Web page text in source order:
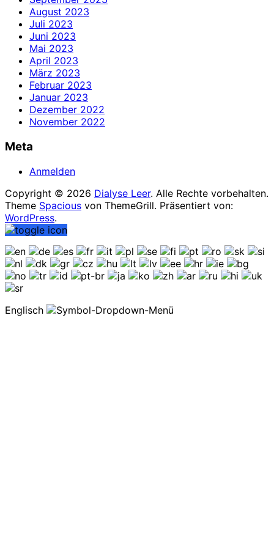
August 2023
Juli 2023
Juni 2023
Mai 2023
April 2023
März 2023
Februar 2023
Januar 2023
Dezember 2022
November 2022
Meta
Anmelden
Copyright © 2026 Dialyse Leer. Alle Rechte vorbehalten.
Theme Spacious von ThemeGrill. Präsentiert von:
WordPress.
Englisch